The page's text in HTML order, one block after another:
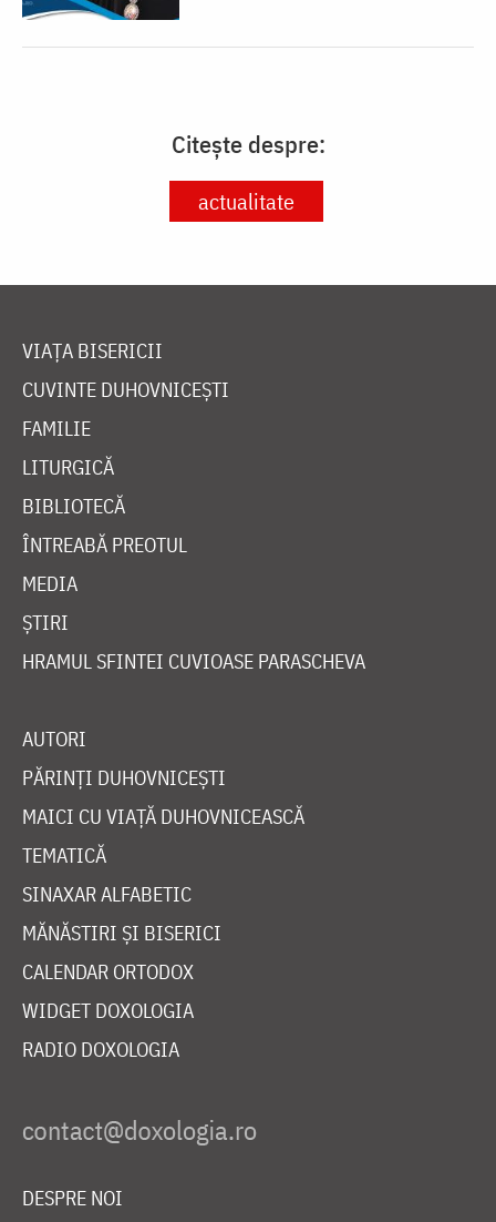
Citește despre:
actualitate
VIAȚA BISERICII
CUVINTE DUHOVNICEȘTI
FAMILIE
LITURGICĂ
BIBLIOTECĂ
ÎNTREABĂ PREOTUL
MEDIA
ȘTIRI
HRAMUL SFINTEI CUVIOASE PARASCHEVA
AUTORI
PĂRINȚI DUHOVNICEȘTI
MAICI CU VIAȚĂ DUHOVNICEASCĂ
TEMATICĂ
SINAXAR ALFABETIC
MĂNĂSTIRI ȘI BISERICI
CALENDAR ORTODOX
WIDGET DOXOLOGIA
RADIO DOXOLOGIA
DESPRE NOI